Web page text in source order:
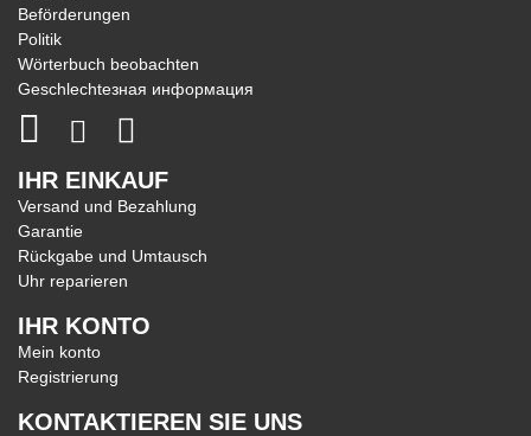
Beförderungen
Politik
Wörterbuch beobachten
Geschlechtезная информация
IHR EINKAUF
Versand und Bezahlung
Garantie
Rückgabe und Umtausch
Uhr reparieren
IHR KONTO
Mein konto
Registrierung
KONTAKTIEREN SIE UNS